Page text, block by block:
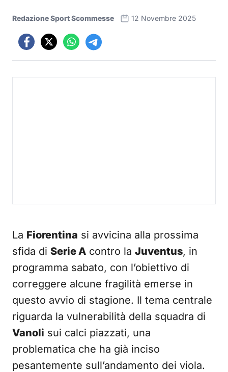
Redazione Sport Scommesse 12 Novembre 2025
La Fiorentina si avvicina alla prossima
sfida di Serie A contro la Juventus, in
programma sabato, con l’obiettivo di
correggere alcune fragilità emerse in
questo avvio di stagione. Il tema centrale
riguarda la vulnerabilità della squadra di
Vanoli sui calci piazzati, una
problematica che ha già inciso
pesantemente sull’andamento dei viola.